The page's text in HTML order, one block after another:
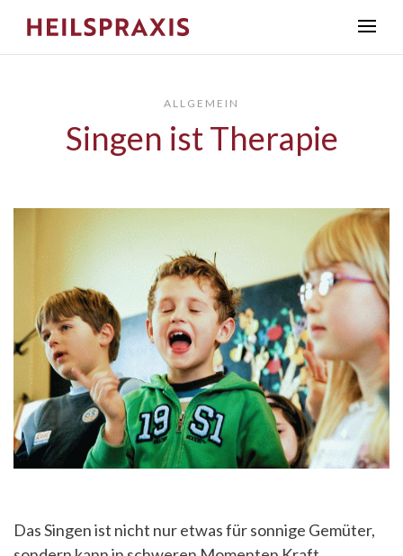
ALLGEMEIN
Singen ist Therapie
Das Singen ist nicht nur etwas für sonnige Gemüter,